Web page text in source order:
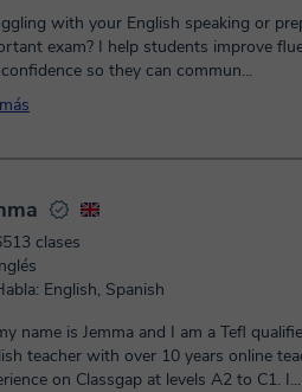
with your English speaking or
exam? I help students improve
so they can commun...
clases
English, Spanish
name is Jemma and I am a Tefl
teacher with over 10 years online
on Classgap at levels A2 to C1. I...